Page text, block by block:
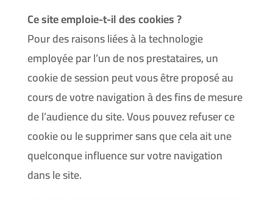
Ce site emploie-t-il des cookies ?
Pour des raisons liées à la technologie
employée par l’un de nos prestataires, un
cookie de session peut vous être proposé au
cours de votre navigation à des fins de mesure
de l’audience du site. Vous pouvez refuser ce
cookie ou le supprimer sans que cela ait une
quelconque influence sur votre navigation
dans le site.